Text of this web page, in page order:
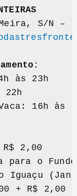
S/N –
às 23h
22h
16h às
2,00
o
Iguaçu (Jan
+ R$ 2,00